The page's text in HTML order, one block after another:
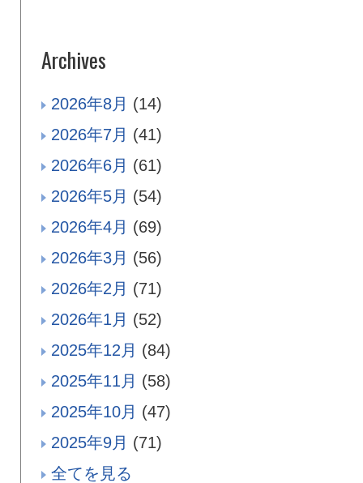
Archives
2026年8月 (14)
2026年7月 (41)
2026年6月 (61)
2026年5月 (54)
2026年4月 (69)
2026年3月 (56)
2026年2月 (71)
2026年1月 (52)
2025年12月 (84)
2025年11月 (58)
2025年10月 (47)
2025年9月 (71)
全てを見る